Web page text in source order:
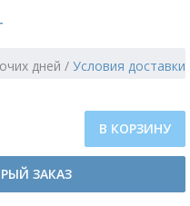
дней / Условия доставки
В КОРЗИНУ
ЗАКАЗ